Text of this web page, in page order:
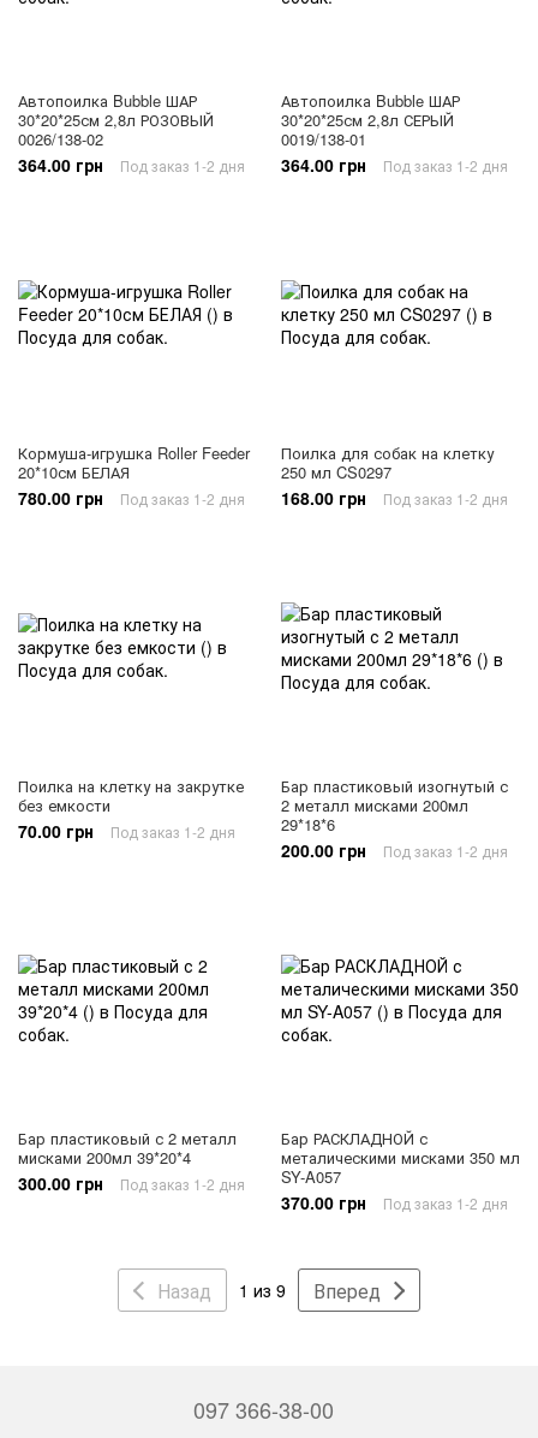
Автопоилка Bubble ШАР
30*20*25см 2,8л РОЗОВЫЙ
0026/138-02
364.00 грн Под заказ 1-2 дня
Автопоилка Bubble ШАР
30*20*25см 2,8л СЕРЫЙ
0019/138-01
364.00 грн Под заказ 1-2 дня
Кормуша-игрушка Roller Feeder
20*10см БЕЛАЯ
780.00 грн Под заказ 1-2 дня
Поилка для собак на клетку
250 мл CS0297
168.00 грн Под заказ 1-2 дня
Поилка на клетку на закрутке
без емкости
70.00 грн Под заказ 1-2 дня
Бар пластиковый изогнутый с
2 металл мисками 200мл
29*18*6
200.00 грн Под заказ 1-2 дня
Бар пластиковый с 2 металл
мисками 200мл 39*20*4
300.00 грн Под заказ 1-2 дня
Бар РАСКЛАДНОЙ с
металическими мисками 350 мл
SY-A057
370.00 грн Под заказ 1-2 дня
Назад 1 из 9 Вперед
097 366-38-00